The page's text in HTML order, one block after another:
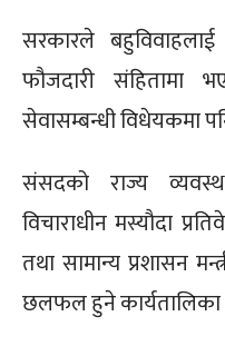
सरकारले
फौजदारी संहितामा
सेवासम्बन्धी विधेयकमा
संसदको राज्य
विचाराधीन मस्यौदा
तथा सामान्य प्रशासन
छलफल हुने कार्यतालिका